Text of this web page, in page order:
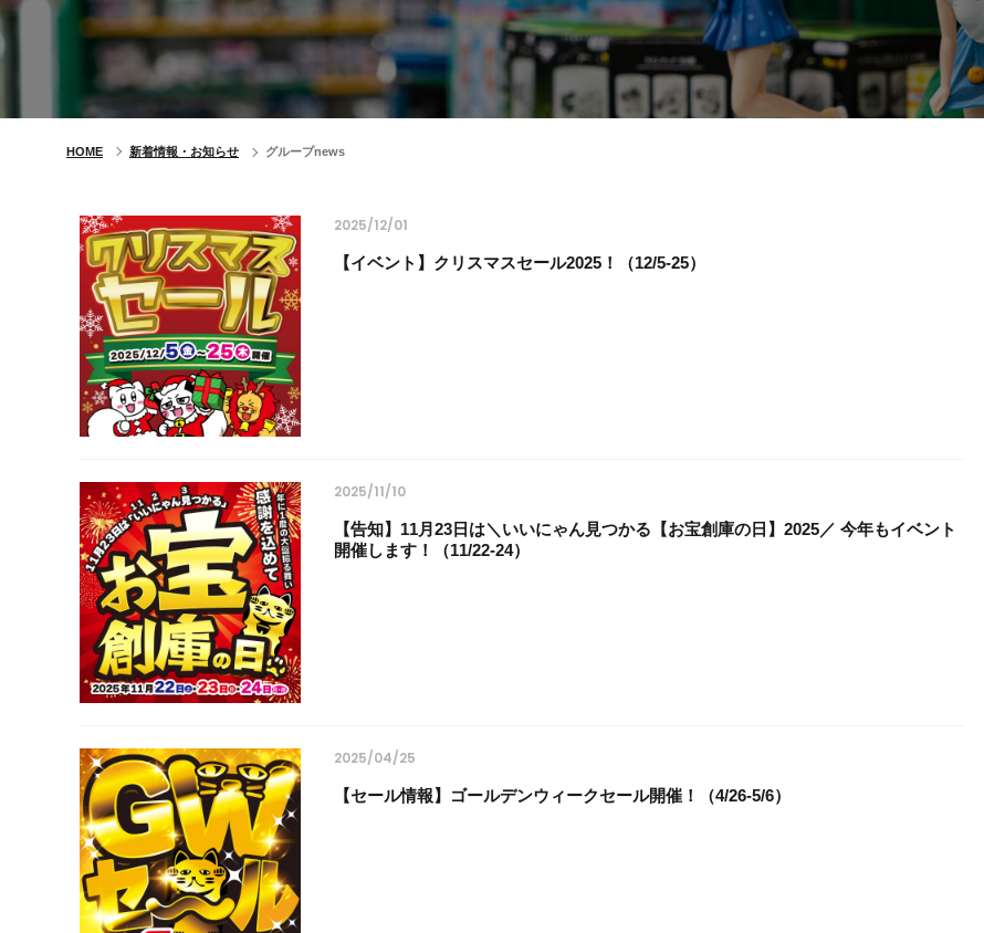
HOME 新着情報・お知らせ グループnews
2025/12/01
【イベント】クリスマスセール2025！（12/5-25）
2025/11/10
【告知】11月23日は＼いいにゃん見つかる【お宝創庫の日】2025／ 今年もイベント
開催します！（11/22-24）
2025/04/25
【セール情報】ゴールデンウィークセール開催！（4/26-5/6）